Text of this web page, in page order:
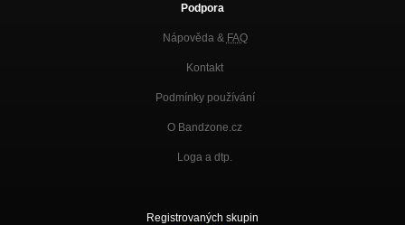
Podpora
Nápověda & FAQ
Kontakt
Podmínky používání
O Bandzone.cz
Loga a dtp.
Registrovaných skupin